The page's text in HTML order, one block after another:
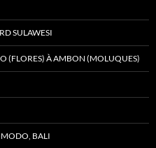
SULAWESI
(FLORES) À AMBON (MOLUQUES)
BALI